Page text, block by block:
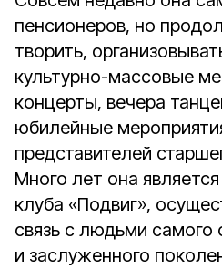
пенсионеров, но
творить,
культурно-массовые
концерты, вечера
юбилейные
представителей
Много лет она
клуба «Подвиг»,
связь с людьми самого
и заслуженного